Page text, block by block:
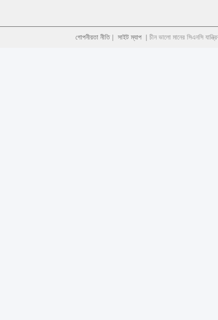
গোপনীয়তা নীতি| সাইট ম্যাপ | চীন ভালো মানের সিএনসি